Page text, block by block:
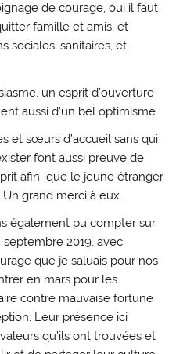
de courage, oui il faut
famille et amis, et
sociales, sanitaires, et
un esprit d’ouverture
aussi d’un bel optimisme.
et sœurs d’accueil sans qui
font aussi preuve de
afin que le jeune étranger
grand merci à eux.
également pu compter sur
2019, avec
que je saluais pour nos
en mars pour les
contre mauvaise fortune
Leur présence ici
qu’ils ont trouvées et